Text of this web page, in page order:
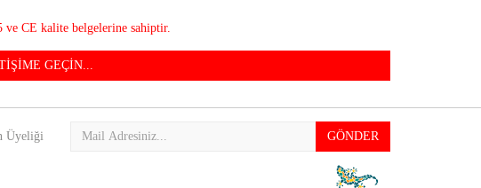
CE kalite belgelerine sahiptir.
GEÇİN...
Üyeliği GÖNDER